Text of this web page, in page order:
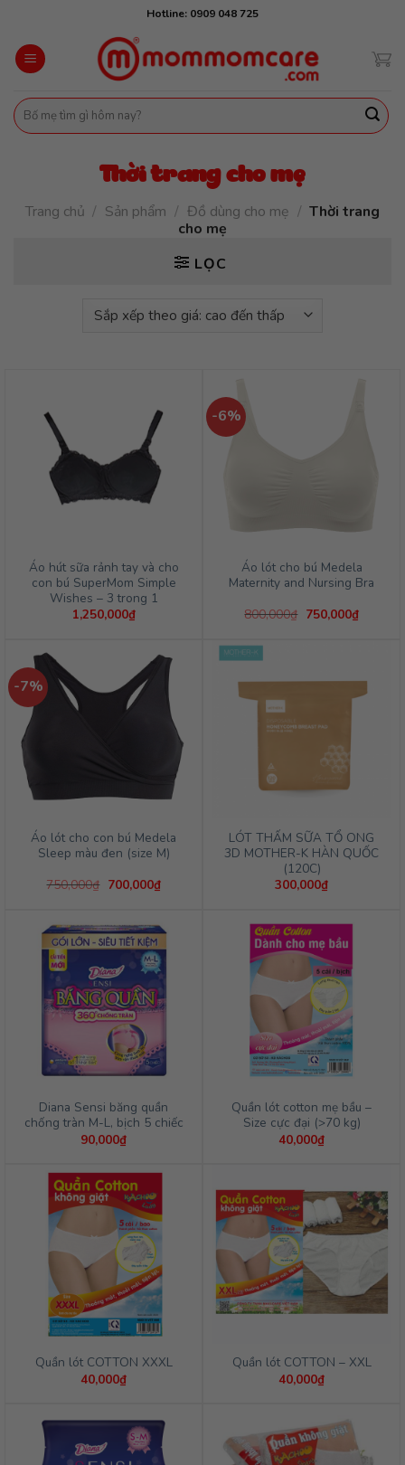
content
Hotline: 0909 048 725
Tìm
kiếm:
Thời trang cho mẹ
Trang chủ / Sản phẩm / Đồ dùng cho mẹ / Thời trang
cho mẹ
LỌC
Áo hút sữa rảnh tay và cho
con bú SuperMom Simple
Wishes – 3 trong 1
1,250,000₫
-6%
Áo lót cho bú Medela
Maternity and Nursing Bra
800,000₫ Giá
750,000₫Giá
hiện
-7%
Áo lót cho con bú Medela
Sleep màu đen (size M)
750,000₫ Giá
700,000₫Giá
hiện
700,000₫.
LÓT THẤM SỮA TỔ ONG
3D MOTHER-K HÀN QUỐC
(120C)
300,000₫
Diana Sensi băng quần
chống tràn M-L, bịch 5 chiếc
90,000₫
Quần lót cotton mẹ bầu –
Size cực đại (>70 kg)
40,000₫
Quần lót COTTON XXXL
40,000₫
Quần lót COTTON – XXL
40,000₫